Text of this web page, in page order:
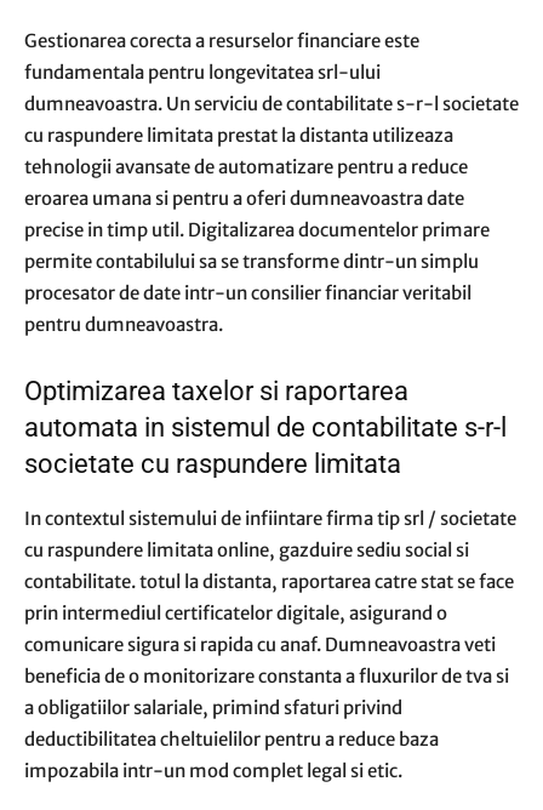
Gestionarea corecta a resurselor financiare este
fundamentala pentru longevitatea srl-ului
dumneavoastra. Un serviciu de contabilitate s-r-l societate
cu raspundere limitata prestat la distanta utilizeaza
tehnologii avansate de automatizare pentru a reduce
eroarea umana si pentru a oferi dumneavoastra date
precise in timp util. Digitalizarea documentelor primare
permite contabilului sa se transforme dintr-un simplu
procesator de date intr-un consilier financiar veritabil
pentru dumneavoastra.
Optimizarea taxelor si raportarea
automata in sistemul de contabilitate s-r-l
societate cu raspundere limitata
In contextul sistemului de infiintare firma tip srl / societate
cu raspundere limitata online, gazduire sediu social si
contabilitate. totul la distanta, raportarea catre stat se face
prin intermediul certificatelor digitale, asigurand o
comunicare sigura si rapida cu anaf. Dumneavoastra veti
beneficia de o monitorizare constanta a fluxurilor de tva si
a obligatiilor salariale, primind sfaturi privind
deductibilitatea cheltuielilor pentru a reduce baza
impozabila intr-un mod complet legal si etic.